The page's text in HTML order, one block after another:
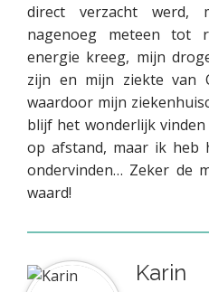
direct verzacht werd,
nagenoeg meteen tot
energie kreeg, mijn
zijn en mijn ziekte van
waardoor mijn
blijf het wonderlijk
op afstand, maar ik heb
ondervinden… Zeker de
waard!
Karin